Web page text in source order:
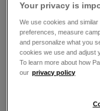
Lunes
Martes
Miércoles
Jueves
Viernes
Sábado
Your privacy is
We use cookies and
preferences, measure
and personalize what you
cookies we use and adjust
To learn more about how
our privacy policy